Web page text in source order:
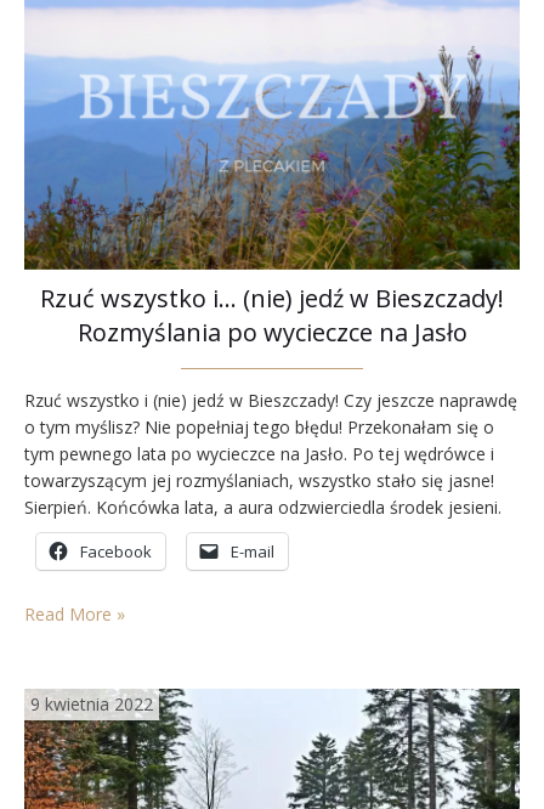
Rzuć wszystko i… (nie) jedź w Bieszczady!
Rozmyślania po wycieczce na Jasło
Rzuć wszystko i (nie) jedź w Bieszczady! Czy jeszcze naprawdę
o tym myślisz? Nie popełniaj tego błędu! Przekonałam się o
tym pewnego lata po wycieczce na Jasło. Po tej wędrówce i
towarzyszącym jej rozmyślaniach, wszystko stało się jasne!
Sierpień. Końcówka lata, a aura odzwierciedla środek jesieni.
Jest chłodno, wilgotno, dżdżyście i mgliście. Wróciliśmy
półtorej doby temu z 10-dniowej rowerowej wyrypy…
Facebook E-mail
Read More »
9 kwietnia 2022